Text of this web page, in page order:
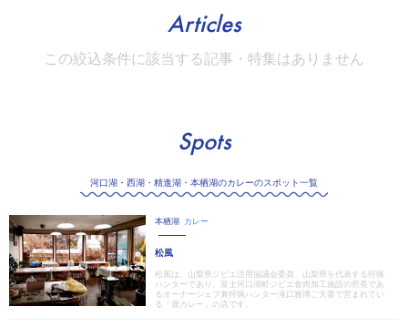
Articles
この絞込条件に該当する記事・特集はありません
Spots
河口湖・西湖・精進湖・本栖湖のカレーのスポット一覧
本栖湖 カレー
松風
松風は、山梨県ジビエ活用協議会委員、山梨県を代表する狩猟
ハンターであり、富士河口湖町ジビエ食肉加工施設の所長であ
るオーナーシェフ兼狩猟ハンター滝口雅博ご夫妻で営まれてい
る「鹿カレー」の店です。